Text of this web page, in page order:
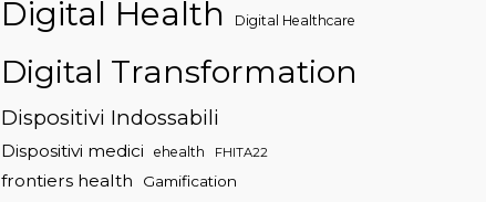
Digital Health Digital Healthcare
Digital Transformation
Dispositivi Indossabili
Dispositivi medici ehealth FHITA22
frontiers health Gamification